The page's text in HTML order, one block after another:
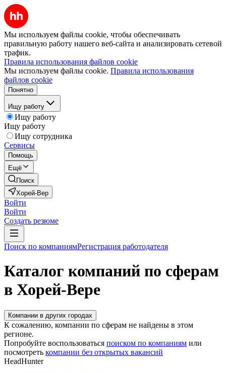
Мы используем файлы cookie, чтобы обеспечивать
правильную работу нашего веб-сайта и анализировать сетевой
трафик.
Правила использования файлов cookie
Мы используем файлы cookie. Правила использования
файлов cookie
Понятно
Ищу работу
Ищу работу
Ищу работу
Ищу сотрудника
Сервисы
Помощь
Ещё
Поиск
Хорей-Вер
Войти
Войти
Создать резюме
Поиск по компаниямРегистрация работодателя
Каталог компаний по сферам
в Хорей-Вере
Компании в других городах
К сожалению, компании по сферам не найдены в этом
регионе.
Попробуйте воспользоваться поиском по компаниям или
посмотреть компании без открытых вакансий
HeadHunter